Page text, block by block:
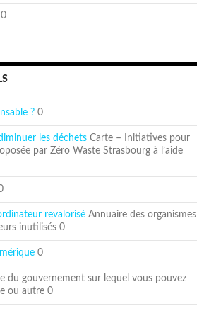
0
? 0
les déchets Carte – Initiatives pour
par Zéro Waste Strasbourg à l’aide
revalorisé Annuaire des organismes
inutilisés 0
0
du gouvernement sur lequel vous pouvez
ou autre 0